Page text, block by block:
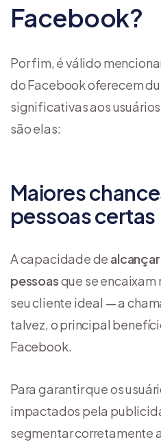
Facebook?
Por fim, é válido
do Facebook oferecem
significativas aos
são elas:
Maiores
pessoas certas
A capacidade de
pessoasque se
seu cliente ideal — a
talvez, o principal
Facebook.
Para garantir que os
impactados pela
segmentar corretamente